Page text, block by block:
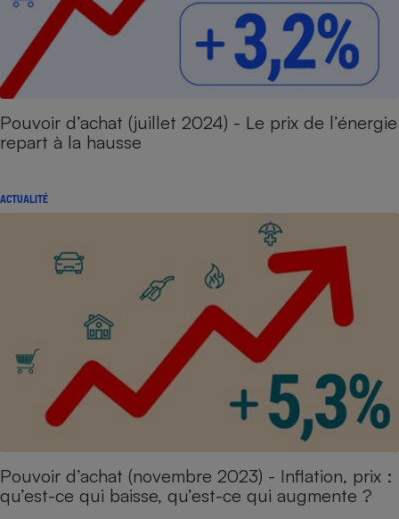
Pouvoir d’achat (juillet 2024) - Le prix de l’énergie
repart à la hausse
ACTUALITÉ
Pouvoir d’achat (novembre 2023) - Inflation, prix :
qu’est-ce qui baisse, qu’est-ce qui augmente ?